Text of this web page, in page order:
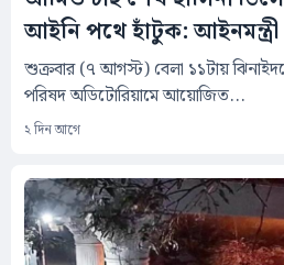
আইনি পথে হাঁটুক: আইনমন্ত্রী
শুক্রবার (৭ আগস্ট) বেলা ১১টায়
পরিষদ অডিটোরিয়ামে আয়োজিত...
২ দিন আগে